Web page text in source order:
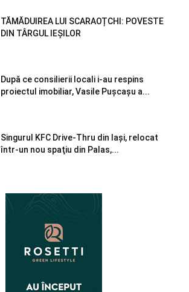
TĂMĂDUIREA LUI SCARAOȚCHI: POVESTE
DIN TÂRGUL IEȘILOR
După ce consilierii locali i-au respins
proiectul imobiliar, Vasile Pușcașu a...
Singurul KFC Drive-Thru din Iași, relocat
într-un nou spaţiu din Palas,...